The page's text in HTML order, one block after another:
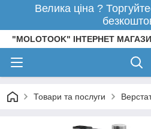
Велика ціна ?
"MOLOTOOK" ІНТЕРНЕТ
Товари та послуги